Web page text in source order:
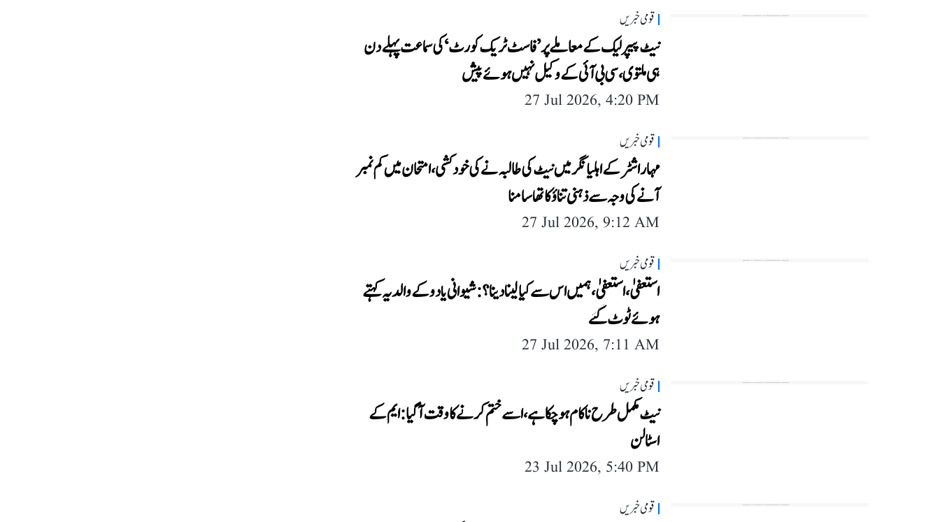
قومی خبریں
نیٹ پیپر لیک کے معاملے پر ’فاسٹ ٹریک کورٹ‘ کی سماعت پہلے دن
ہی ملتوی، سی بی آئی کے وکیل نہیں ہوئے پیش
27 Jul 2026, 4:20 PM
قومی خبریں
مہاراشٹر کے اہلیانگر میں نیٹ کی طالبہ نے کی خودکشی، امتحان میں کم نمبر
آنے کی وجہ سے ذہنی تناؤ کا تھا سامنا
27 Jul 2026, 9:12 AM
قومی خبریں
استعفیٰ، استعفیٰ، ہمیں اس سے کیا لینا دینا؟: شیوانی یادو کے والد یہ کہتے
ہوئے ٹوٹ گئے
27 Jul 2026, 7:11 AM
قومی خبریں
نیٹ مکمل طرح ناکام ہو چکا ہے، اسے ختم کرنے کا وقت آ گیا: ایم کے
اسٹالن
23 Jul 2026, 5:40 PM
قومی خبریں